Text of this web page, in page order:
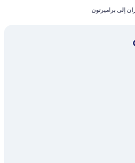
إلى براميرتون